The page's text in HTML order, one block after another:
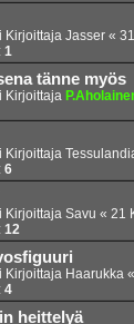
Kirjoittaja Jasser «
1
tänne myös
Kirjoittaja
Kirjoittaja
6
Kirjoittaja Savu « 21
12
Kirjoittaja Haarukka «
4
heittelyä